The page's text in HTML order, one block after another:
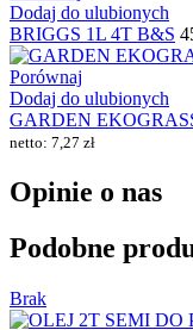
Dodaj do ulubionych
BRIGGS 1L 4T B&S
Porównaj
Dodaj do ulubionych
GARDEN
netto: 7,27 zł
Opinie o nas
Podobne
Brak